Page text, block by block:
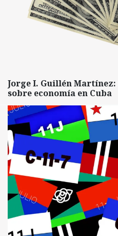
Jorge I. Guillén
sobre economía en Cuba